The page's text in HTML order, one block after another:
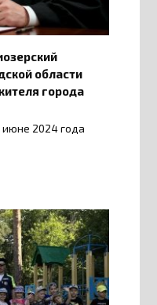
области
города
июне 2024 года